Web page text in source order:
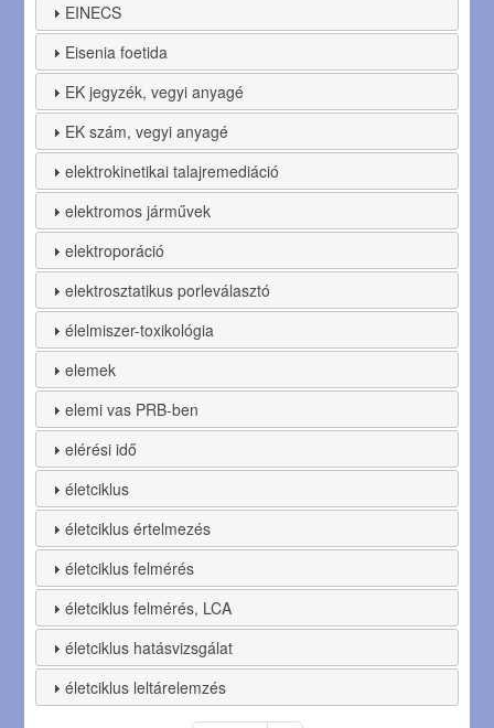
EINECS
Eisenia foetida
EK jegyzék, vegyi anyagé
EK szám, vegyi anyagé
elektrokinetikai talajremediáció
elektromos járművek
elektroporáció
elektrosztatikus porleválasztó
élelmiszer-toxikológia
elemek
elemi vas PRB-ben
elérési idő
életciklus
életciklus értelmezés
életciklus felmérés
életciklus felmérés, LCA
életciklus hatásvizsgálat
életciklus leltárelemzés